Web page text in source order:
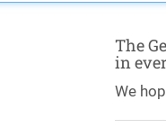
The
in
We